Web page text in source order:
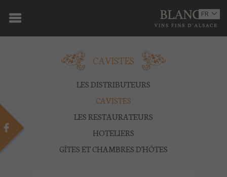
DOMAINE
OENOTOURISME
VINS
BOUTIQUE
MULTIMEDIA
PRESSE
FR
EN
CAVISTES
LES DISTRIBUTEURS
CAVISTES
LES RESTAURATEURS
HOTELIERS
GÎTES ET CHAMBRES D'HÔTES